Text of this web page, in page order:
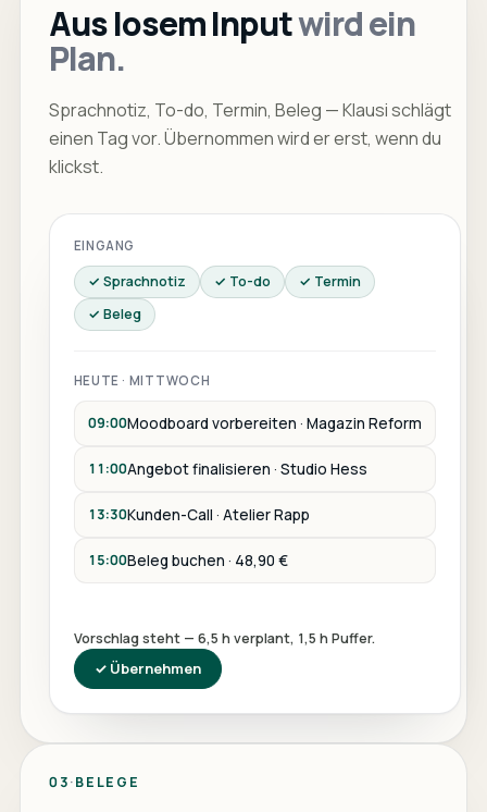
Aus losem Inputwird ein
Plan.
Sprachnotiz, To-do, Termin, Beleg — Klausi schlägt
einen Tag vor. Übernommen wird er erst, wenn du
klickst.
EINGANG
✓ Sprachnotiz ✓ To-do ✓ Termin
✓ Beleg
HEUTE · MITTWOCH
09:00Moodboard vorbereiten · Magazin Reform
11:00Angebot finalisieren · Studio Hess
13:30Kunden-Call · Atelier Rapp
15:00Beleg buchen · 48,90 €
Vorschlag steht — 6,5 h verplant, 1,5 h Puffer.
✓ Übernehmen
03·BELEGE